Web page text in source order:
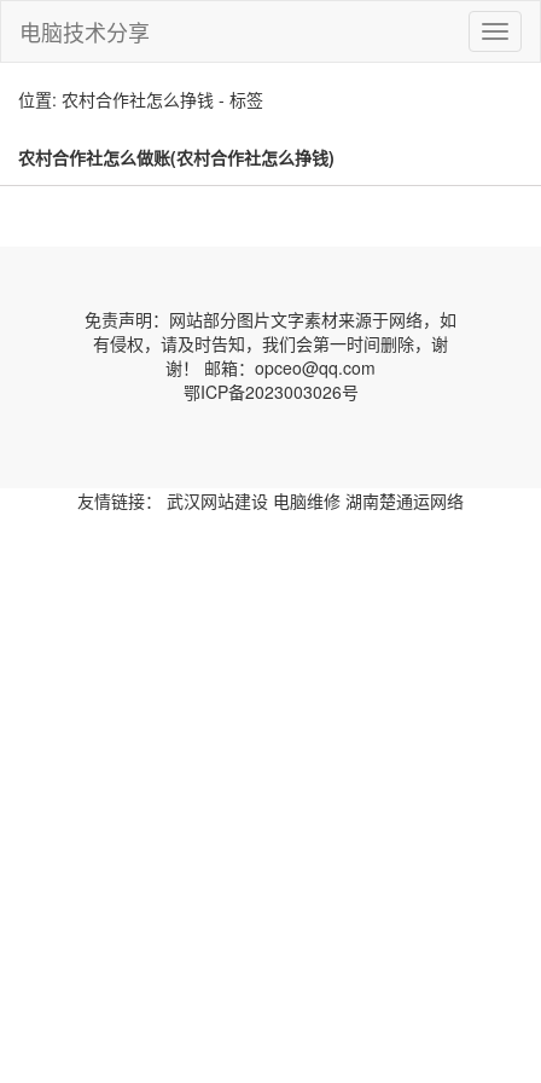
切
换
电脑技术分享
位置: 农村合作社怎么挣钱 - 标签
农村合作社怎么做账(农村合作社怎么挣钱)
免责声明：网站部分图片文字素材来源于网络，如
有侵权，请及时告知，我们会第一时间删除，谢
谢！ 邮箱：opceo@qq.com
鄂ICP备2023003026号
友情链接： 武汉网站建设 电脑维修 湖南楚通运网络